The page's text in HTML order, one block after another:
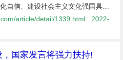
自信、建设社会主义文化强国具有
化历史街区就是其中不可或缺的一
，北海市持续加强街区改造工程的
article/detail/1339.html
2022-
国家发言将强力扶持!